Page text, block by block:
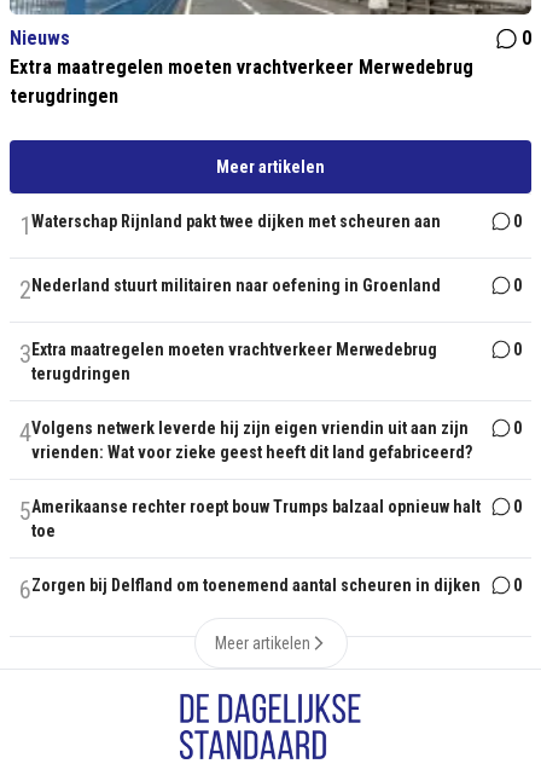
Nieuws
0
Extra maatregelen moeten vrachtverkeer Merwedebrug
terugdringen
Meer artikelen
1Waterschap Rijnland pakt twee dijken met scheuren aan 0
2 Nederland stuurt militairen naar oefening in Groenland 0
3 Extra maatregelen moeten vrachtverkeer Merwedebrug
terugdringen
0
4Volgens netwerk leverde hij zijn eigen vriendin uit aan zijn
vrienden: Wat voor zieke geest heeft dit land gefabriceerd?
0
5Amerikaanse rechter roept bouw Trumps balzaal opnieuw halt
toe
0
6Zorgen bij Delfland om toenemend aantal scheuren in dijken 0
Meer artikelen